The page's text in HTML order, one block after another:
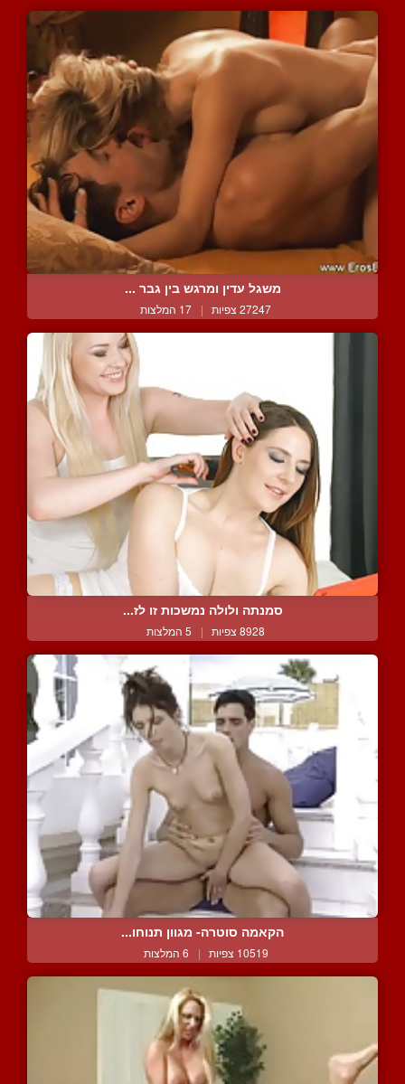
משגל עדין ומרגש בין גבר ...
27247 צפיות | 17 המלצות
סמנתה ולולה נמשכות זו לז...
8928 צפיות | 5 המלצות
הקאמה סוטרה- מגוון תנוחו...
10519 צפיות | 6 המלצות